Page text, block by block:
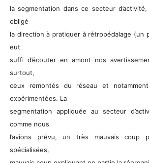
la segmentation dans ce secteur
obligé
la direction à pratiquer à rétropédalage (un
eut
suffi d’écouter en amont nos
surtout,
ceux remontés du réseau et
expérimentées. La
segmentation appliquée au secteur
comme nous
l’avions prévu, un très mauvais coup
spécialisées,